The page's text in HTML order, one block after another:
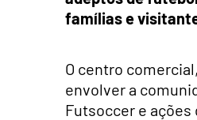
famílias e
O centro
envolver a
Futsoccer e ações